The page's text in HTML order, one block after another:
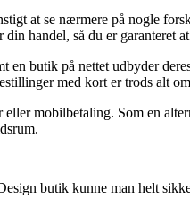
at se nærmere på nogle
handel, så du er garanteret
en butik på nettet udbyder
med kort er trods alt
eller mobilbetaling. Som en
butik kunne man helt